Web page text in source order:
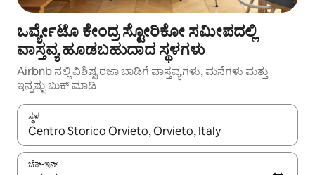
ಒರ್ವ್ಯೇಟೊ ಕೇಂದ್ರ ಸ್ಟೋರಿಕೋ ಸಮೀಪದಲ್ಲಿ
ವಾಸ್ತವ್ಯ ಹೂಡಬಹುದಾದ ಸ್ಥಳಗಳು
Airbnb ನಲ್ಲಿ ವಿಶಿಷ್ಟ ರಜಾ ಬಾಡಿಗೆ ವಾಸ್ತವ್ಯಗಳು, ಮನೆಗಳು ಮತ್ತು
ಇನ್ನಷ್ಟು ಬುಕ್ ಮಾಡಿ
ಸ್ಥಳ
ಫಲಿತಾಂಶಗಳು ಲಭ್ಯವಿರುವಾಗ, ಅಪ್ ಮತ್ತು ಡೌನ್ ಬಾಣದ ಕೀಲಿಗಳೊಂದಿಗೆ
ಚೆಕ್-ಇನ್